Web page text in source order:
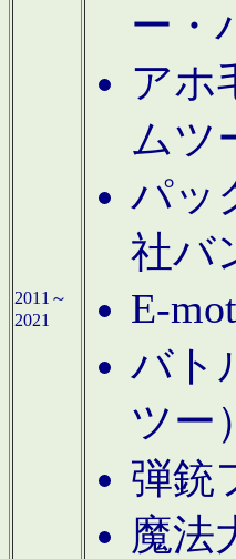
2011～
2021
ー・
アホ
ムツ
パッ
社バ
E-
バト
ツー）
弾銃
魔法